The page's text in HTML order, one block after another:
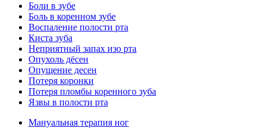
Боли в зубе
Боль в коренном зубе
Воспаление полости рта
Киста зуба
Неприятный запах изо рта
Опухоль дёсен
Опущение десен
Потеря коронки
Потеря пломбы коренного зуба
Язвы в полости рта
Мануальная терапия ног